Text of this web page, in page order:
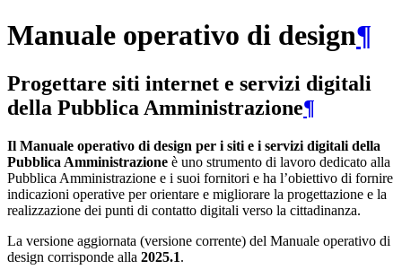
Manuale operativo di design¶
Progettare siti internet e servizi digitali
della Pubblica Amministrazione¶
Il Manuale operativo di design per i siti e i servizi digitali della
Pubblica Amministrazione è uno strumento di lavoro dedicato alla
Pubblica Amministrazione e i suoi fornitori e ha l’obiettivo di fornire
indicazioni operative per orientare e migliorare la progettazione e la
realizzazione dei punti di contatto digitali verso la cittadinanza.
La versione aggiornata (versione corrente) del Manuale operativo di
design corrisponde alla 2025.1.